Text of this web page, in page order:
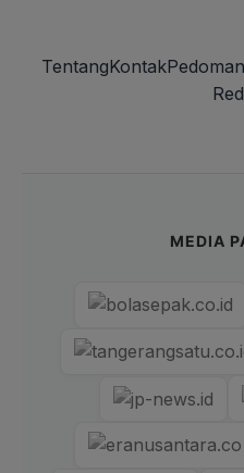
TentangKontak
MEDIA